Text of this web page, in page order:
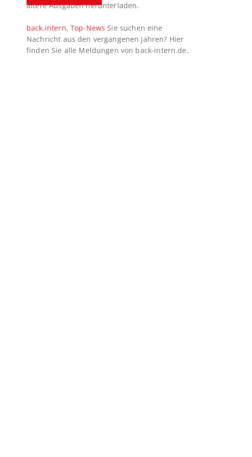
ältere Ausgaben herunterladen.
back.intern. Top-News Sie suchen eine
Nachricht aus den vergangenen Jahren? Hier
finden Sie alle Meldungen von back-intern.de.